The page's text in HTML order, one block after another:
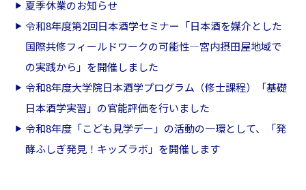
夏季休業のお知らせ
令和8年度第2回日本酒学セミナー「日本酒を媒介とした
国際共修フィールドワークの可能性―宮内摂田屋地域で
の実践から」を開催しました
令和8年度大学院日本酒学プログラム（修士課程）「基礎
日本酒学実習」の官能評価を行いました
令和8年度「こども見学デー」の活動の一環として、「発
酵ふしぎ発見！キッズラボ」を開催します